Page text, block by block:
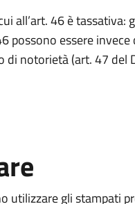
all’art. 46 è
possono essere
di notorietà (art. 47 del
utilizzare gli stampati